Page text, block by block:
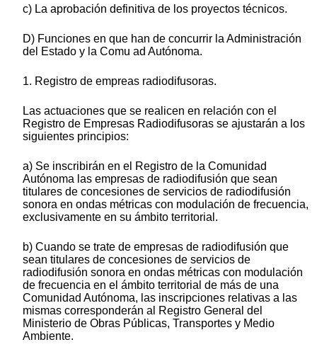
c) La aprobación definitiva de los proyectos técnicos.
D) Funciones en que han de concurrir la Administración
del Estado y la Comu ad Autónoma.
1. Registro de empreas radiodifusoras.
Las actuaciones que se realicen en relación con el
Registro de Empresas Radiodifusoras se ajustarán a los
siguientes principios:
a) Se inscribirán en el Registro de la Comunidad
Autónoma las empresas de radiodifusión que sean
titulares de concesiones de servicios de radiodifusión
sonora en ondas métricas con modulación de frecuencia,
exclusivamente en su ámbito territorial.
b) Cuando se trate de empresas de radiodifusión que
sean titulares de concesiones de servicios de
radiodifusión sonora en ondas métricas con modulación
de frecuencia en el ámbito territorial de más de una
Comunidad Autónoma, las inscripciones relativas a las
mismas corresponderán al Registro General del
Ministerio de Obras Públicas, Transportes y Medio
Ambiente.